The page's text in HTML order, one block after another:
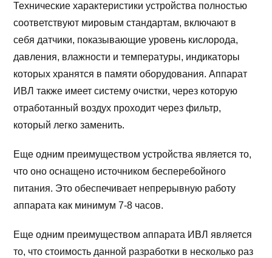
Технические характеристики устройства полностью
соответствуют мировым стандартам, включают в
себя датчики, показывающие уровень кислорода,
давления, влажности и температуры, индикаторы
которых хранятся в памяти оборудования. Аппарат
ИВЛ также имеет систему очистки, через которую
отработанный воздух проходит через фильтр,
который легко заменить.
Еще одним преимуществом устройства является то,
что оно оснащено источником бесперебойного
питания. Это обеспечивает непрерывную работу
аппарата как минимум 7-8 часов.
Еще одним преимуществом аппарата ИВЛ является
то, что стоимость данной разработки в несколько раз